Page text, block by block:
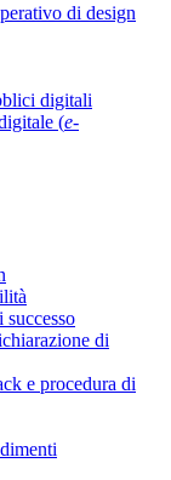
di design
digitali
(e-
di
e procedura di